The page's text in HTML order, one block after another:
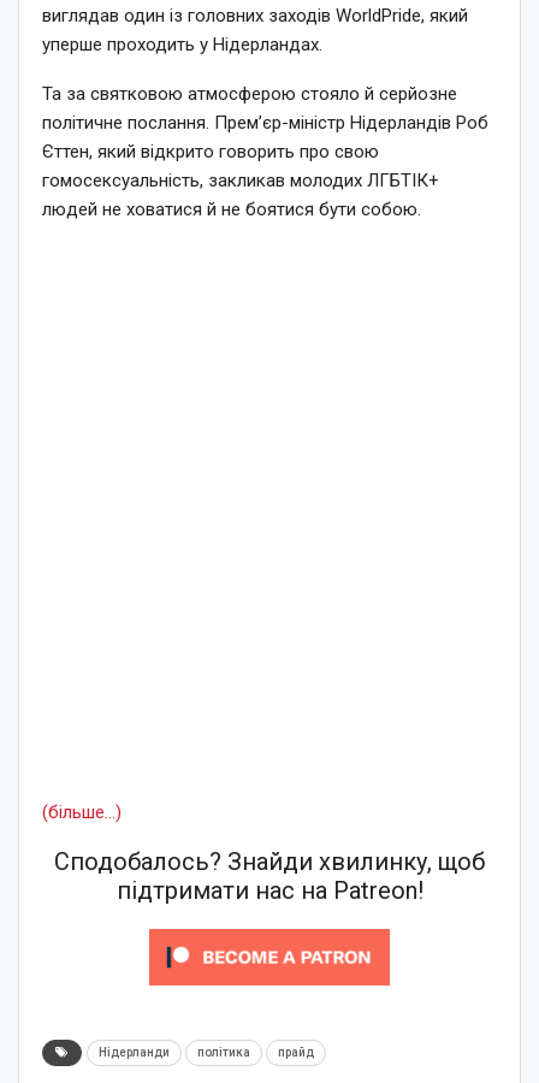
виглядав один із головних заходів WorldPride, який
уперше проходить у Нідерландах.
Та за святковою атмосферою стояло й серйозне
політичне послання. Прем’єр-міністр Нідерландів Роб
Єттен, який відкрито говорить про свою
гомосексуальність, закликав молодих ЛГБТІК+
людей не ховатися й не боятися бути собою.
(більше…)
Сподобалось? Знайди хвилинку, щоб
підтримати нас на Patreon!
Нідерланди політика прайд